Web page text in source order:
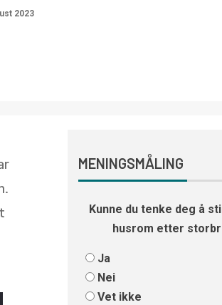
2023
MENINGSMÅLING
Kunne du tenke deg å
husrom etter
Ja
Nei
Vet ikke